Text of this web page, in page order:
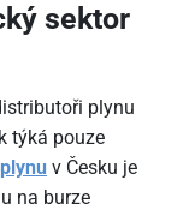
sektor
plynu
týká pouze
plynu v Česku je
na burze